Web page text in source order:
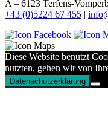
A – 6123 Terfens-
+43 (0)5224 67 455 |
Diese Website benutzt
nutzten, gehen wir von
Datenschutzerklärung